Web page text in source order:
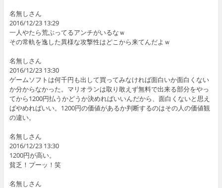
名無しさん
2016/12/23 13:29
一人やたら荒ぶってるアンチがいるなｗ
その常軌を逸した異様な攻撃性はどこから来てんだよｗ
名無しさん
2016/12/23 13:30
ゲームソフトは何千円も出して買ってみなければ面白いか面白くない
か分からなかった。マリオランは取り敢えず無料で出来る部分をやっ
てから1200円払うかどうか決めればいいんだから、面白くないと思え
ばやめればいい。1200円の価値があるか判断するのはその人の価値観
の違い。
名無しさん
2016/12/23 13:30
1200円が高い。
貧乏！プーッ！笑
名無しさん